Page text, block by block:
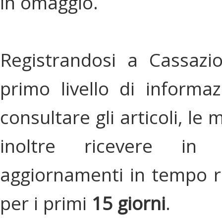
Registrandosi a
primo livello di
consultare gli articoli, le
inoltre ricevere in
aggiornamenti in tempo
per i primi 15 giorni.